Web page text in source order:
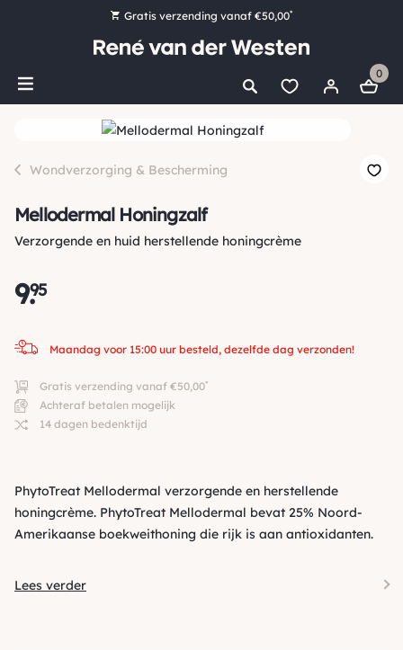
Gratis verzending vanaf €50,00*
Bestel nu, betaal later met Klarna
Ruim 16.000 artikelen op voorraad
0
Wondverzorging & Bescherming
Mellodermal Honingzalf
Verzorgende en huid herstellende honingcrème
9.
95
Maandag voor 15:00 uur besteld, dezelfde dag verzonden!
Gratis verzending vanaf €50,00*
Achteraf betalen mogelijk
14 dagen bedenktijd
PhytoTreat Mellodermal verzorgende en herstellende
honingcrème. PhytoTreat Mellodermal bevat 25% Noord-
Amerikaanse boekweithoning die rijk is aan antioxidanten.
Lees verder